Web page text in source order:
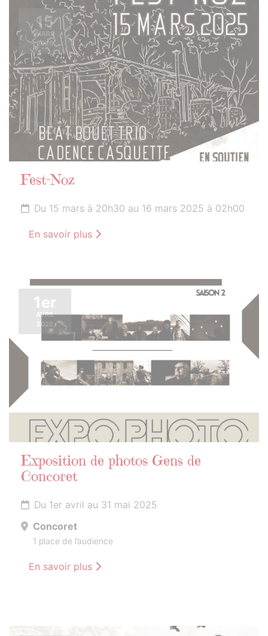
15
MARS
2025
Fest-Noz
Du 15 mars à 20h30 au 16 mars 2025 à 02h00
En savoir plus
1er
AVRIL
2025
Exposition de photos Gens de
Concoret
Du 1er avril au 31 mai 2025
Concoret
1 place de l’audience
En savoir plus